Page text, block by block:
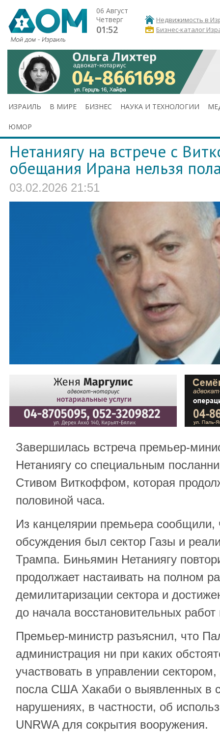
06 Август
Четверг
01:52
Недвижимость в
Бизнес-каталог
ИЗРАИЛЬ В МИРЕ БИЗНЕС НАУКА И ТЕХНОЛОГИИ
ЮМОР
Нетаниягу на встрече с
обещания Ирана нельзя
03.02.2026 21:51
Завершилась встреча премьер-
Нетаниягу со специальным
Стивом Виткоффом, которая
половиной часа.
Из канцелярии премьера сообщили,
обсуждения был сектор Газы и
Трампа. Биньямин Нетаниягу
продолжает настаивать на полном
демилитаризации сектора и
до начала восстановительных работ
Премьер-министр разъяснил, что
администрация ни при каких
участвовать в управлении
посла США Хакаби о выявленных в
нарушениях, в частности, об
UNRWA для сокрытия вооружения.